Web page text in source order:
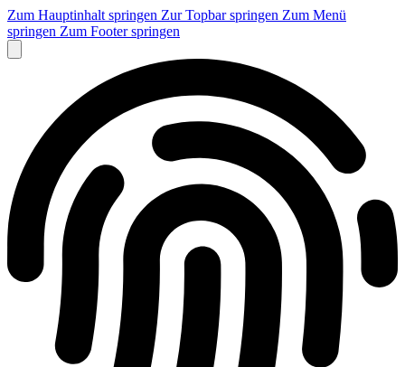
Zum Hauptinhalt springen Zur Topbar springen Zum Menü
springen Zum Footer springen